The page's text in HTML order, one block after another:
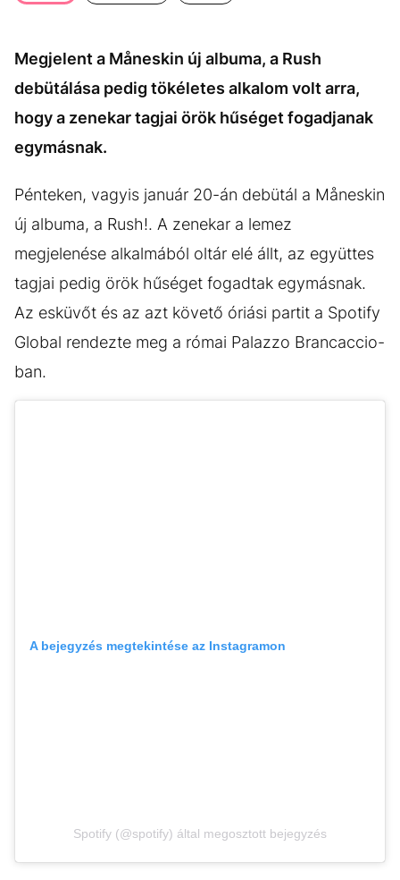
KÖZÉLET UTAZÁS
BESZÉLGETÉSEK ARCOK
VIDEÓ TÖRTÉNETEK
GASZTRO
Megjelent a Måneskin új albuma, a Rush
debütálása pedig tökéletes alkalom volt arra,
hogy a zenekar tagjai örök hűséget fogadjanak
egymásnak.
Pénteken, vagyis január 20-án debütál a Måneskin
új albuma, a Rush!. A zenekar a lemez
megjelenése alkalmából oltár elé állt, az együttes
tagjai pedig örök hűséget fogadtak egymásnak.
Az esküvőt és az azt követő óriási partit a Spotify
Global rendezte meg a római Palazzo Brancaccio-
ban.
A bejegyzés megtekintése az Instagramon
Spotify (@spotify) által megosztott bejegyzés